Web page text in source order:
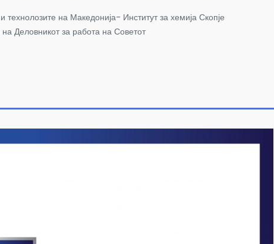
на Македонија- Институт за хемија Скопје
Деловникот за работа на Советот